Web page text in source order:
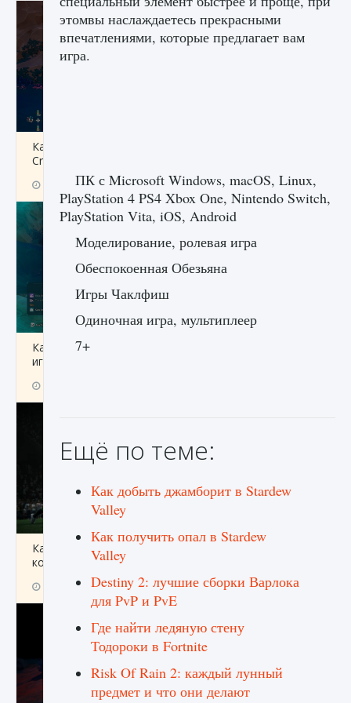
Как разблокировать заклинание Крист в
Creatures of Ava
9 августа 2024 1 393 0 0
Как приручить существ из степей Тамура в
игре Creatures of Ava
Как исправить ошибку EA FC 25 beta,
которая не работает
9 августа 2024 1 370 0 0
этомвы наслаждаетесь прекрасными
впечатлениями, которые предлагает вам
игра.
ПК с Microsoft Windows, macOS, Linux,
PlayStation 4 PS4 Xbox One, Nintendo Switch,
PlayStation Vita, iOS, Android
Моделирование, ролевая игра
Обеспокоенная Обезьяна
Игры Чаклфиш
Одиночная игра, мультиплеер
7+
Ещё по теме:
Как добыть джамборит в Stardew
Valley
Как получить опал в Stardew
Valley
Destiny 2: лучшие сборки Варлока
для PvP и PvE
Где найти ледяную стену
Тодороки в Fortnite
Risk Of Rain 2: каждый лунный
предмет и что они делают